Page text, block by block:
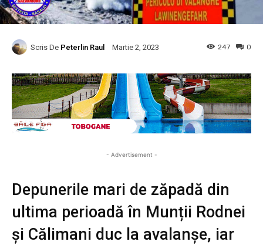
Scris De Peterlin Raul Martie 2, 2023 0
247
- Advertisement -
Depunerile mari de zăpadă din
ultima perioadă în Munții Rodnei
și Călimani duc la avalanșe, iar